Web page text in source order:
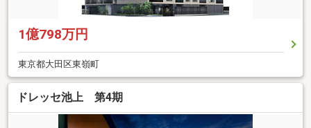
1億798万円
東京都大田区東嶺町
ドレッセ池上 第4期